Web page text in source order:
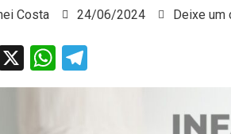
Costa 24/06/2024 Deixe um
X WhatsApp